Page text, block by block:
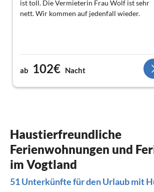
ist toll. Die Vermieterin Frau Wolf ist sehr
nett. Wir kommen auf jedenfall wieder.
ab 102€ Nacht
Haustierfreundliche
Ferienwohnungen und
im Vogtland
51 Unterkünfte für den Urlaub mit